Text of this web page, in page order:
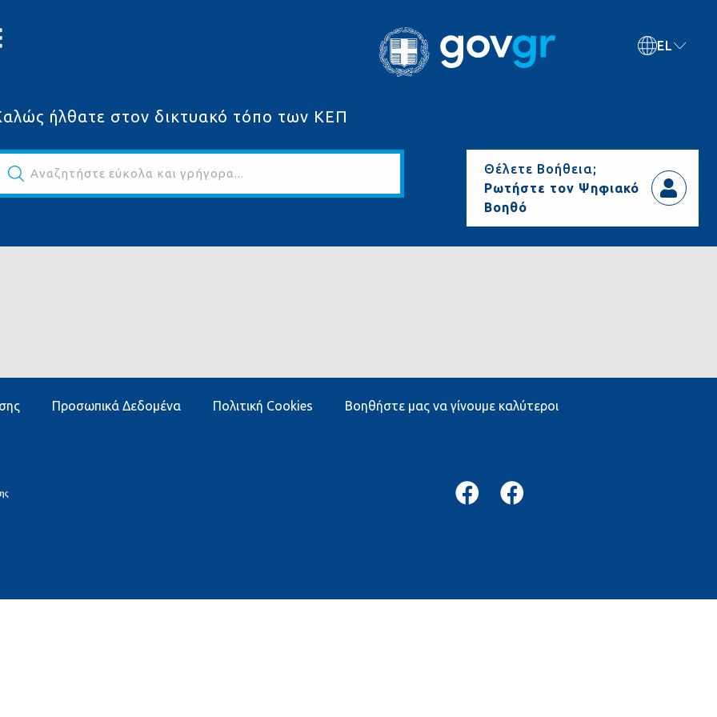
ήλθατε στον δικτυακό τόπο των ΚΕΠ
Αναζητήστε εύκολα και γρήγορα...
EL
Θέλετε Βοήθεια;
Ρωτήστε τον Ψηφιακό
Βοηθό
Προσωπικά Δεδομένα Πολιτική Cookies Βοηθήστε μας να γίνουμε καλύτεροι